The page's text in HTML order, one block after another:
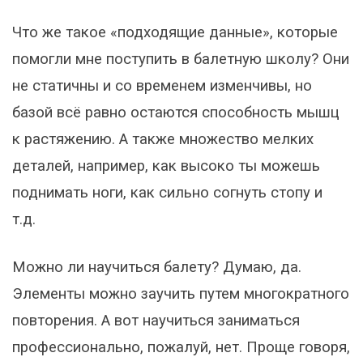
Что же такое «подходящие данные», которые
помогли мне поступить в балетную школу? Они
не статичны и со временем изменчивы, но
базой всё равно остаются способность мышц
к растяжению. А также множество мелких
деталей, например, как высоко ты можешь
поднимать ноги, как сильно согнуть стопу и
т.д.
Можно ли научиться балету? Думаю, да.
Элементы можно заучить путем многократного
повторения. А вот научиться заниматься
профессионально, пожалуй, нет. Проще говоря,